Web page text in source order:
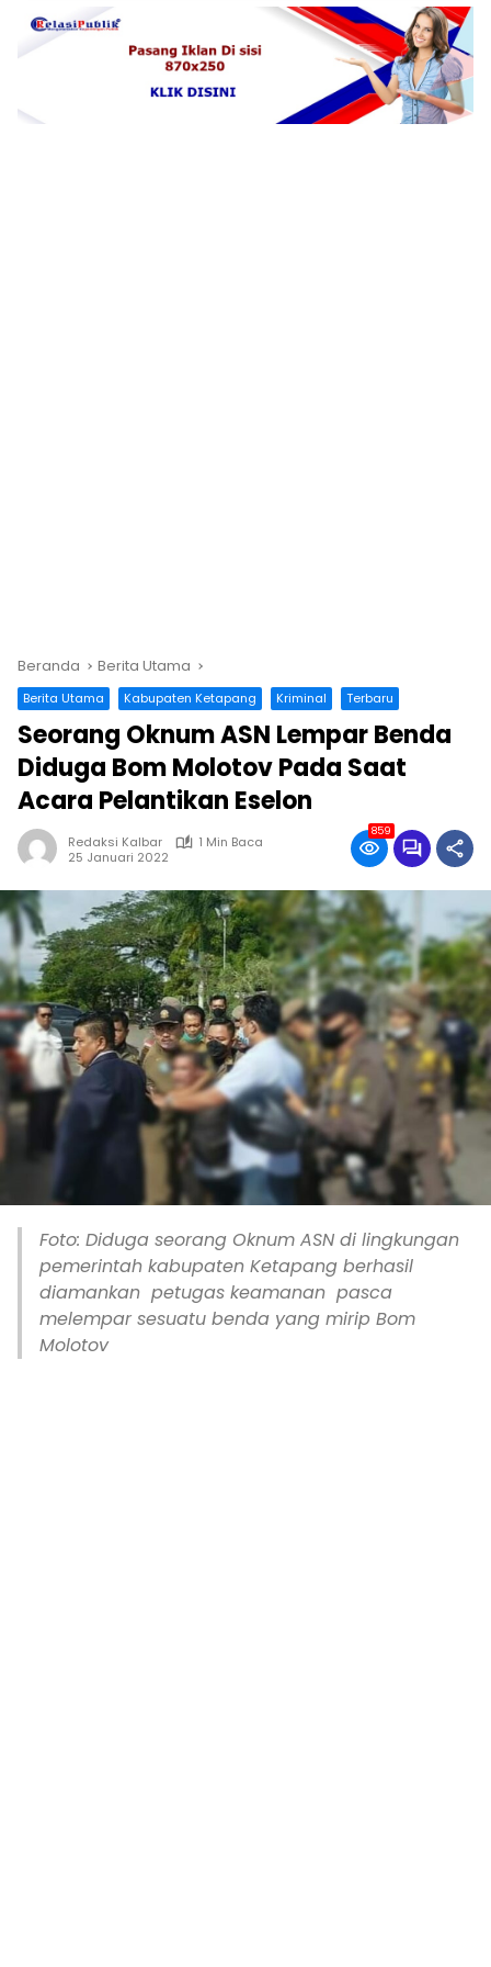
Beranda Berita Utama
Berita Utama Kabupaten Ketapang Kriminal Terbaru
Seorang Oknum ASN Lempar Benda
Diduga Bom Molotov Pada Saat
Acara Pelantikan Eselon
Redaksi Kalbar
1 Min Baca
25 Januari 2022
859
Foto: Diduga seorang Oknum ASN di lingkungan
pemerintah kabupaten Ketapang berhasil
diamankan petugas keamanan pasca
melempar sesuatu benda yang mirip Bom
Molotov